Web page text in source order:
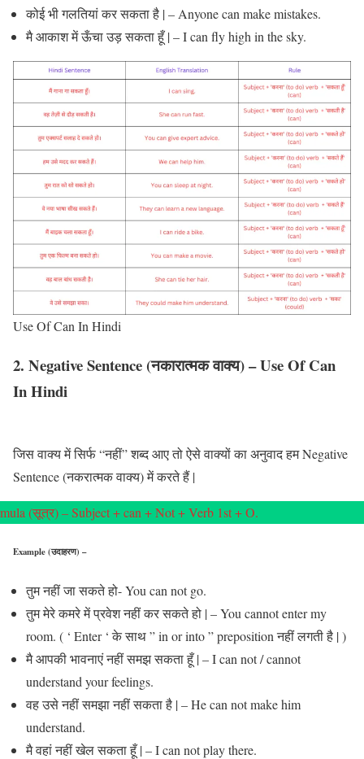
कोई भी गलतियां कर सकता है | – Anyone can make mistakes.
मै आकाश में ऊँचा उड़ सकता हूँ | – I can fly high in the sky.
Use Of Can In Hindi
2. Negative Sentence (नकारात्मक वाक्य) – Use Of Can
In Hindi
जिस वाक्य में सिर्फ “नहीं” शब्द आए तो ऐसे वाक्यों का अनुवाद हम Negative
Sentence (नकरात्मक वाक्य) में करते हैं |
(सूत्र) – Subject + can + Not + Verb 1st + O.
Example (उदाहरण) –
तुम नहीं जा सकते हो- You can not go.
तुम मेरे कमरे में प्रवेश नहीं कर सकते हो | – You cannot enter my
room. ( ‘ Enter ‘ के साथ ” in or into ” preposition नहीं लगती है | )
मै आपकी भावनाएं नहीं समझ सकता हूँ | – I can not / cannot
understand your feelings.
वह उसे नहीं समझा नहीं सकता है | – He can not make him
understand.
मै वहां नहीं खेल सकता हूँ | – I can not play there.